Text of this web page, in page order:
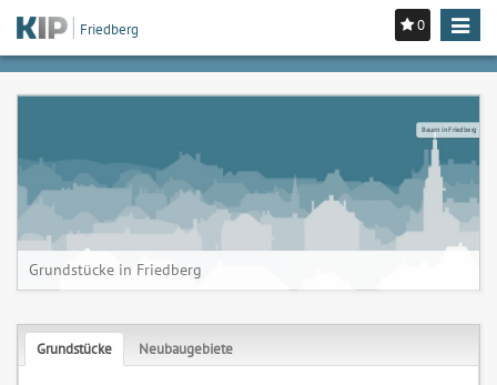
0
Toggle
Friedberg
Bauen in Friedberg
Grundstücke in Friedberg
Grundstücke Neubaugebiete